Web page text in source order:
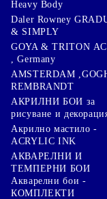
Heavy Body
Daler Rowney
& SIMPLY
GOYA & TRITON
, Germany
AMSTERDAM
REMBRANDT
АКРИЛНИ БОИ за
рисуване и
Акрилно мастило -
ACRYLIC INK
АКВАРЕЛНИ И
ТЕМПЕРНИ БОИ
Акварелни бои -
КОМПЛЕКТИ